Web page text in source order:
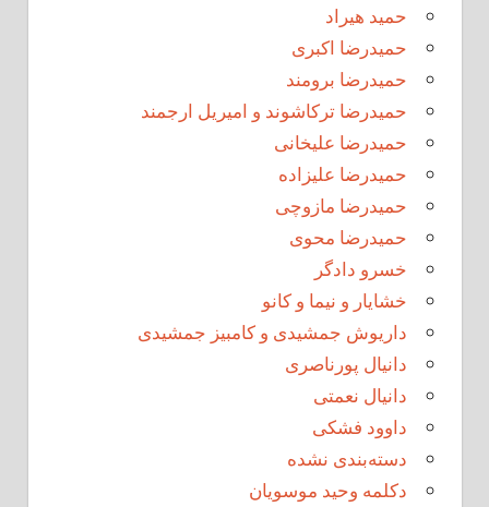
حمید هیراد
حمیدرضا اکبری
حمیدرضا برومند
حمیدرضا ترکاشوند و امیریل ارجمند
حمیدرضا علیخانی
حمیدرضا علیزاده
حمیدرضا مازوچی
حمیدرضا محوی
خسرو دادگر
خشایار و نیما و کانو
داریوش جمشیدی و کامبیز جمشیدی
دانیال پورناصری
دانیال نعمتی
داوود فشکی
دسته‌بندی نشده
دکلمه وحید موسویان